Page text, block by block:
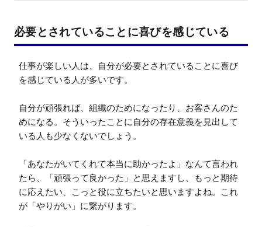
必要とされていることに喜びを感じている
仕事が楽しい人は、自分が必要とされていることに喜び
を感じている人が多いです。
自分が頑張れば、組織のためになったり、お客さんのた
めになる。そういったことに自分の存在意義を見出して
いる人も少なくないでしょう。
「あなたがいてくれて本当に助かったよ」なんて言われ
たら、「頑張って良かった」と思えますし、もっと期待
に応えたい、こっと役に立ちたいと思いますよね。これ
が「やりがい」に繋がります。